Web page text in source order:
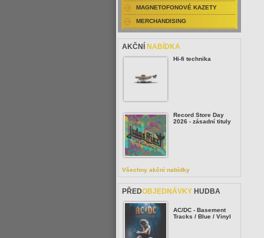
MAGNETOFONOVÉ KAZETY
MERCHANDISING
AKČNÍ NABÍDKA
Hi-fi technika
Record Store Day
2026 - zásadní tituly
Všechny akční nabídky
PŘEDOBJEDNÁVKY HUDBA
AC/DC - Basement
Tracks / Blue / Vinyl